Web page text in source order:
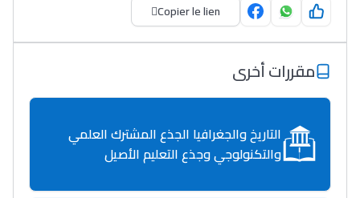
Copier le lien
مقررات أخرى
التاريخ والجغرافيا الجذع المشترك العلمي
والتكنولوجي وجذع التعليم الأصيل